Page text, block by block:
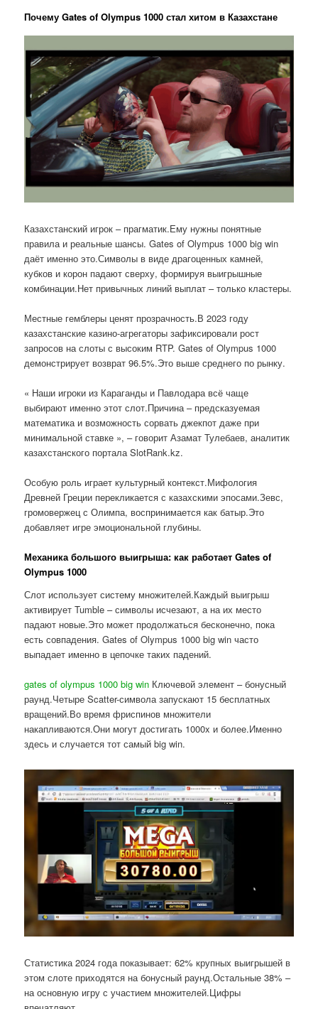
Почему Gates of Olympus 1000 стал хитом в Казахстане
Казахстанский игрок – прагматик.Ему нужны понятные
правила и реальные шансы. Gates of Olympus 1000 big win
даёт именно это.Символы в виде драгоценных камней,
кубков и корон падают сверху, формируя выигрышные
комбинации.Нет привычных линий выплат – только кластеры.
Местные гемблеры ценят прозрачность.В 2023 году
казахстанские казино-агрегаторы зафиксировали рост
запросов на слоты с высоким RTP. Gates of Olympus 1000
демонстрирует возврат 96.5%.Это выше среднего по рынку.
« Наши игроки из Караганды и Павлодара всё чаще
выбирают именно этот слот.Причина – предсказуемая
математика и возможность сорвать джекпот даже при
минимальной ставке », – говорит Азамат Тулебаев, аналитик
казахстанского портала SlotRank.kz.
Особую роль играет культурный контекст.Мифология
Древней Греции перекликается с казахскими эпосами.Зевс,
громовержец с Олимпа, воспринимается как батыр.Это
добавляет игре эмоциональной глубины.
Механика большого выигрыша: как работает Gates of
Olympus 1000
Слот использует систему множителей.Каждый выигрыш
активирует Tumble – символы исчезают, а на их место
падают новые.Это может продолжаться бесконечно, пока
есть совпадения. Gates of Olympus 1000 big win часто
выпадает именно в цепочке таких падений.
gates of olympus 1000 big win Ключевой элемент – бонусный
раунд.Четыре Scatter-символа запускают 15 бесплатных
вращений.Во время фриспинов множители
накапливаются.Они могут достигать 1000x и более.Именно
здесь и случается тот самый big win.
Статистика 2024 года показывает: 62% крупных выигрышей в
этом слоте приходятся на бонусный раунд.Остальные 38% –
на основную игру с участием множителей.Цифры